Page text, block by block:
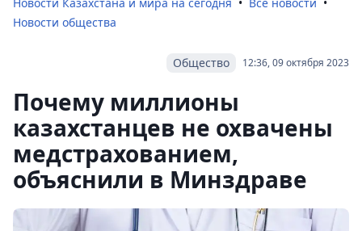
Новости общества
12:36, 09 октября 2023
Общество
Почему миллионы
казахстанцев не охвачены
медстрахованием,
объяснили в Минздраве